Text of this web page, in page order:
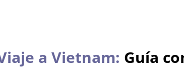
a Vietnam: Guía